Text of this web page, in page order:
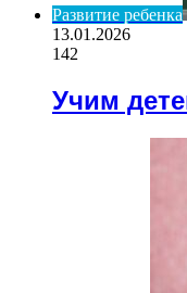
Развитие ребенка
13.01.2026
142
Учим